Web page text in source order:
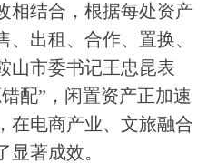
相结合，根据每处资产
出租、合作、置换、
山市委书记王忠昆表
配”，闲置资产正加速
在电商产业、文旅融合
著成效。